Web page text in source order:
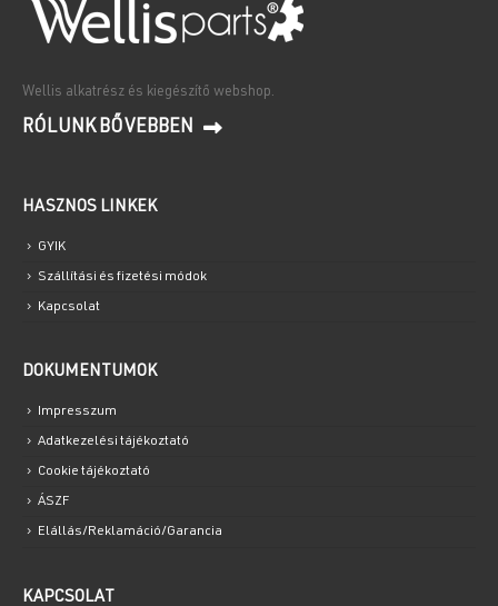
Wellis alkatrész és kiegészítő webshop.
RÓLUNK BŐVEBBEN
HASZNOS LINKEK
GYIK
Szállítási és fizetési módok
Kapcsolat
DOKUMENTUMOK
Impresszum
Adatkezelési tájékoztató
Cookie tájékoztató
ÁSZF
Elállás/Reklamáció/Garancia
KAPCSOLAT